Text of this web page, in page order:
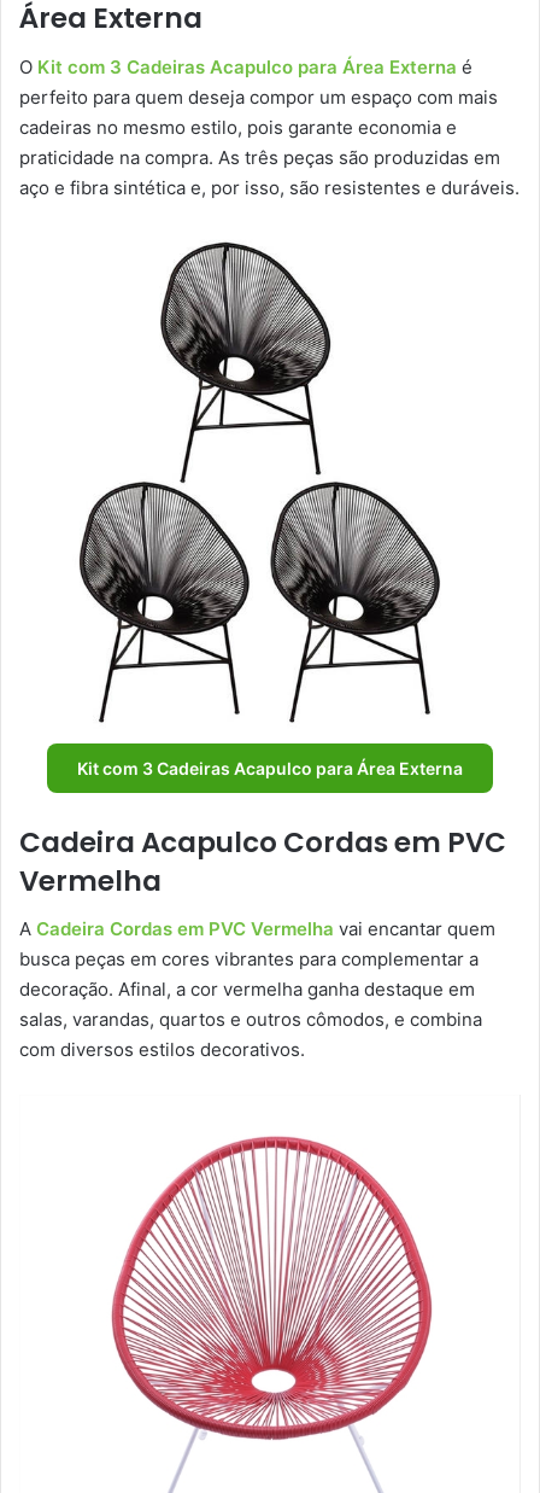
Área Externa
O Kit com 3 Cadeiras Acapulco para Área Externa é
perfeito para quem deseja compor um espaço com mais
cadeiras no mesmo estilo, pois garante economia e
praticidade na compra. As três peças são produzidas em
aço e fibra sintética e, por isso, são resistentes e duráveis.
Kit com 3 Cadeiras Acapulco para Área Externa
Cadeira Acapulco Cordas em PVC
Vermelha
A Cadeira Cordas em PVC Vermelha vai encantar quem
busca peças em cores vibrantes para complementar a
decoração. Afinal, a cor vermelha ganha destaque em
salas, varandas, quartos e outros cômodos, e combina
com diversos estilos decorativos.